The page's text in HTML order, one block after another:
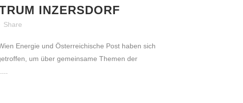
INZERSDORF
Share
Energie und Österreichische Post haben sich
um über gemeinsame Themen der